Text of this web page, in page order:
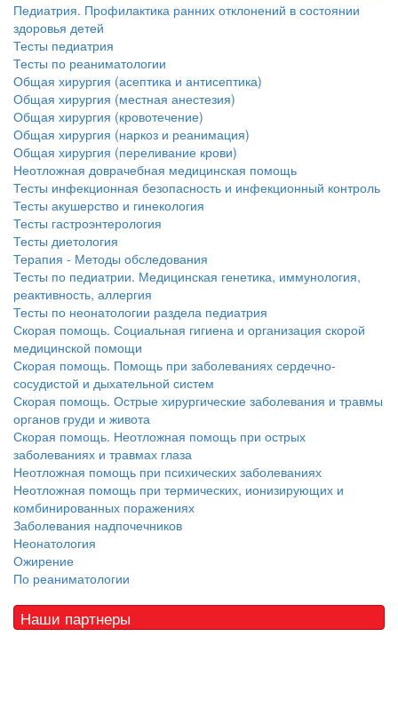
Педиатрия. Профилактика ранних отклонений в состоянии
здоровья детей
Тесты педиатрия
Тесты по реаниматологии
Общая хирургия (асептика и антисептика)
Общая хирургия (местная анестезия)
Общая хирургия (кровотечение)
Общая хирургия (наркоз и реанимация)
Общая хирургия (переливание крови)
Неотложная доврачебная медицинская помощь
Тесты инфекционная безопасность и инфекционный контроль
Тесты акушерство и гинекология
Тесты гастроэнтерология
Тесты диетология
Терапия - Методы обследования
Тесты по педиатрии. Медицинская генетика, иммунология,
реактивность, аллергия
Тесты по неонатологии раздела педиатрия
Скорая помощь. Социальная гигиена и организация скорой
медицинской помощи
Скорая помощь. Помощь при заболеваниях сердечно-
сосудистой и дыхательной систем
Скорая помощь. Острые хирургические заболевания и травмы
органов груди и живота
Скорая помощь. Неотложная помощь при острых
заболеваниях и травмах глаза
Неотложная помощь при психических заболеваниях
Неотложная помощь при термических, ионизирующих и
комбинированных поражениях
Заболевания надпочечников
Неонатология
Ожирение
По реаниматологии
Наши партнеры